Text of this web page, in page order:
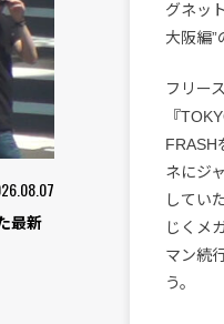
最新
グネッ
大阪編”
フリー
『
FRASH
ネにジ
してい
じくメ
マン続
う。